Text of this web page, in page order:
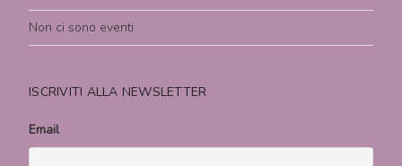
Non ci sono eventi
ISCRIVITI ALLA NEWSLETTER
Email